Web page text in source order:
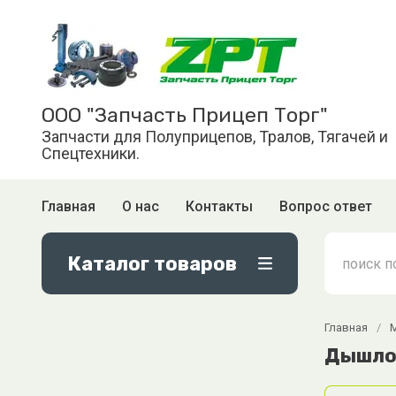
ООО "Запчасть Прицеп Торг"
Запчасти для Полуприцепов, Тралов, Тягачей и
Спецтехники.
Главная О нас Контакты Вопрос ответ
Каталог товаров
Главная /
Дышло